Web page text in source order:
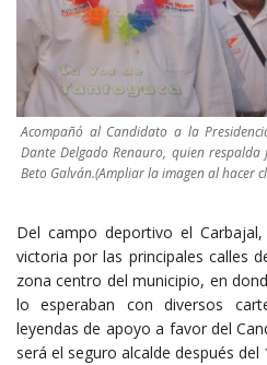
Acompañó al Candidato a la
Dante Delgado Renauro, quien
Beto Galván.(Ampliar la imagen al hacer
Del campo deportivo el
victoria por las principales calles
zona centro del municipio, en
lo esperaban con diversos
leyendas de apoyo a favor del
será el seguro alcalde después del